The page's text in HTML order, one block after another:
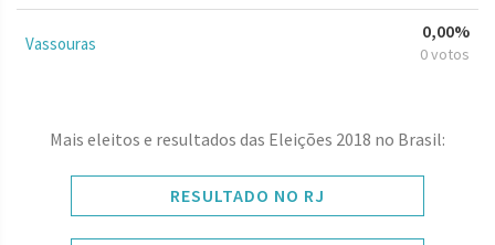
Vassouras
0,00%
0 votos
Mais eleitos e resultados das Eleições 2018 no Brasil:
RESULTADO NO RJ